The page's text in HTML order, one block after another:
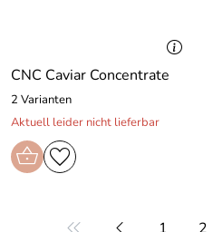
CNC Caviar Concentrate
2 Varianten
Aktuell leider nicht lieferbar